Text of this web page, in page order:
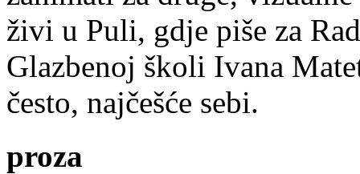
živi u Puli, gdje piše za
Glazbenoj školi Ivana
često, najčešće sebi.
proza